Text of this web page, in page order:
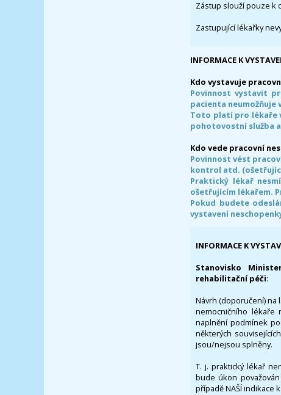
Zástup slouží pouze k
Zastupující lékařky
INFORMACE K
Kdo vystavuje
Povinnost vystavit
pacienta neumožňuje
Toto platí pro lékaře
pohotovostní služba
Kdo vede pracovní
Povinnost vést
kontrol atd.
Praktický lékař
ošetřujícím lékařem.
Pokud budete
vystavení
INFORMACE K
Stanovisko
rehabilitační péči:
Návrh (doporučení) na
nemocničního lékaře
naplnění podmínek
některých
jsou/nejsou splněny.
T. j. praktický lékař
bude úkon
případě NAŠÍ indikace